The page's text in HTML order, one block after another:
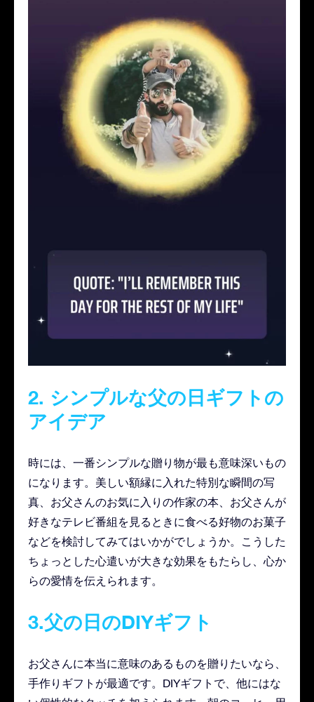
2. シンプルな父の日ギフトの
アイデア
時には、一番シンプルな贈り物が最も意味深いもの
になります。美しい額縁に入れた特別な瞬間の写
真、お父さんのお気に入りの作家の本、お父さんが
好きなテレビ番組を見るときに食べる好物のお菓子
などを検討してみてはいかがでしょうか。こうした
ちょっとした心遣いが大きな効果をもたらし、心か
らの愛情を伝えられます。
3.父の日のDIYギフト
お父さんに本当に意味のあるものを贈りたいなら、
手作りギフトが最適です。DIYギフトで、他にはな